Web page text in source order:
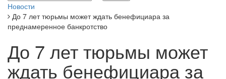
Новости
До 7 лет тюрьмы может ждать бенефициара за
преднамеренное банкротство
До 7 лет тюрьмы может
ждать бенефициара за